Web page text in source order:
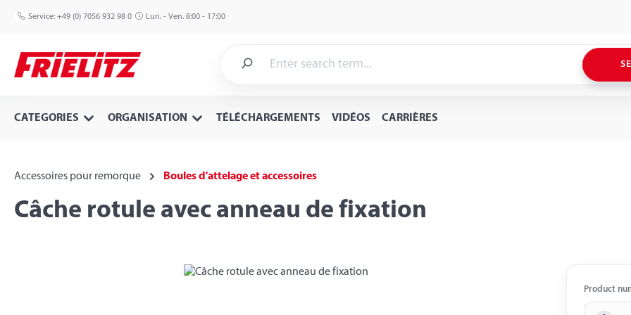
to main content
Skip to search
Skip to main navigation
Service: +49 (0) 7056 932 98 0 Lun. - Ven. 8:00 - 17:00
CATEGORIES ORGANISATION TÉLÉCHARGEMENTS VIDÉOS CARRIÈRES
Accessoires pour remorque Boules d'attelage et accessoires
Câche rotule avec anneau de fixation
Product